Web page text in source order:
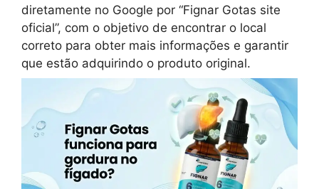
diretamente no Google por “Fignar Gotas site
oficial”, com o objetivo de encontrar o local
correto para obter mais informações e garantir
que estão adquirindo o produto original.